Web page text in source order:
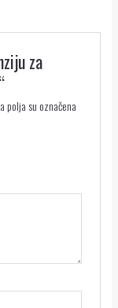
za
polja su označena